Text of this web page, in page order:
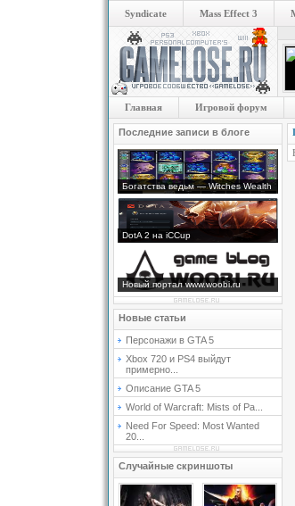
Syndicate Mass Effect 3
Главная Игровой форум
Последние записи в блоге
Богатства ведьм — Witches Wealth
DotA 2 на iCCup
Новый портал www.woobi.ru
Новые статьи
Персонажи в GTA 5
Xbox 720 и PS4 выйдут
примерно...
Описание GTA 5
World of Warcraft: Mists of Pa...
Need For Speed: Most Wanted
20...
Случайные скриншоты